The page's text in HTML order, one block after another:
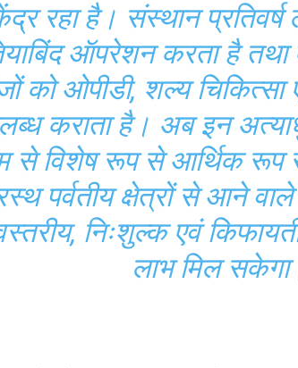
रहा है। संस्थान
ऑपरेशन करता है
को ओपीडी, शल्य
कराता है। अब इन
से विशेष रूप से आर्थिक रूप
पर्वतीय क्षेत्रों से आने वाले
निःशुल्क एवं
लाभ मिल